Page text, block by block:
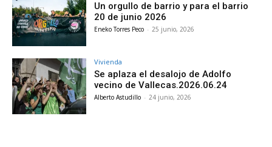
Un orgullo de barrio y para el barrio
20 de junio 2026
Eneko Torres Peco - 25 junio, 2026
Vivienda
Se aplaza el desalojo de Adolfo
vecino de Vallecas.2026.06.24
Alberto Astudillo - 24 junio, 2026